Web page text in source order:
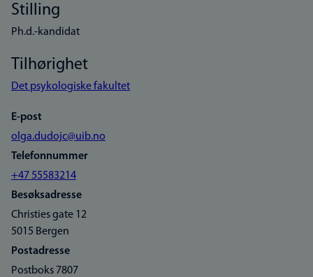
Stilling
Ph.d.-kandidat
Tilhørighet
Det psykologiske fakultet
E-post
olga.dudojc@uib.no
Telefonnummer
+47 55583214
Besøksadresse
Christies gate 12
5015 Bergen
Postadresse
Postboks 7807